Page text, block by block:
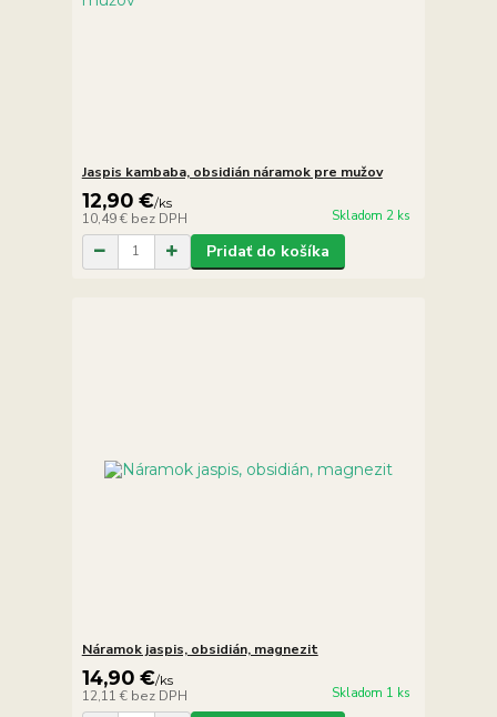
Jaspis kambaba, obsidián náramok pre mužov
12,90 €/ks
10,49 € bez DPH Skladom 2 ks
Pridať do košíka
Náramok jaspis, obsidián, magnezit
14,90 €/ks
12,11 € bez DPH Skladom 1 ks